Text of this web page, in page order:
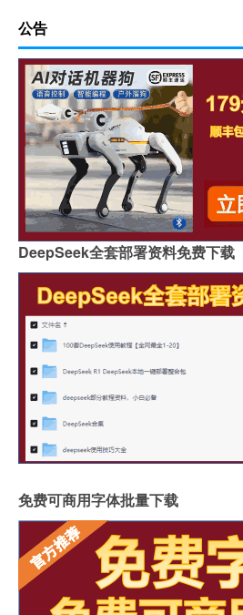
公告
DeepSeek全套部署资料免费下载
免费可商用字体批量下载